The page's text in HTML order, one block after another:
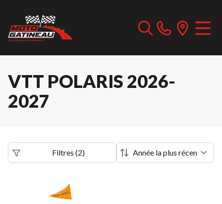
VTT POLARIS 2026-
2027
Filtres (2)